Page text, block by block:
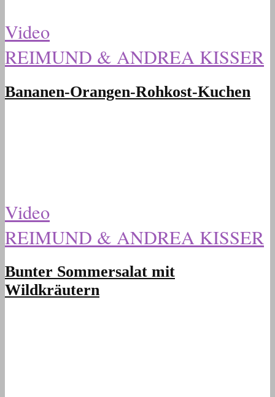
Video
REIMUND & ANDREA KISSER
Bananen-Orangen-Rohkost-Kuchen
Video
REIMUND & ANDREA KISSER
Bunter Sommersalat mit
Wildkräutern